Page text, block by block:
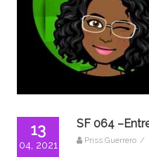
13
04, 2021
SF 064
Priss Guerrero /